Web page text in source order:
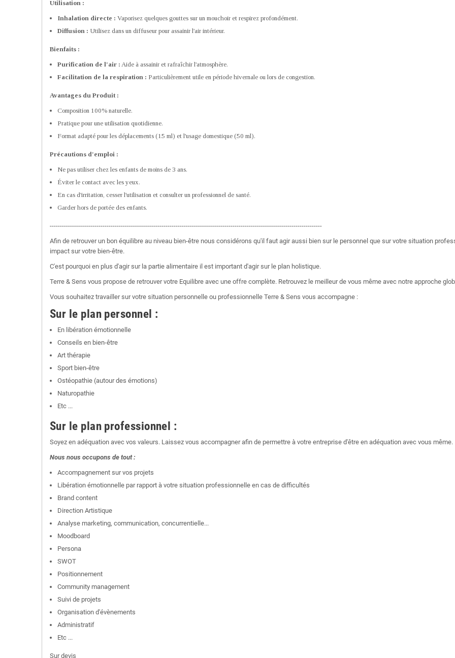
Utilisation :
Inhalation directe : Vaporisez quelques gouttes sur un mouchoir et respirez profondément.
Diffusion : Utilisez dans un diffuseur pour assainir l'air intérieur.
Bienfaits :
Purification de l'air : Aide à assainir et rafraîchir l'atmosphère.
Facilitation de la respiration : Particulièrement utile en période hivernale ou lors de congestion.
Avantages du Produit :
Composition 100% naturelle.
Pratique pour une utilisation quotidienne.
Format adapté pour les déplacements (15 ml) et l'usage domestique (50 ml).
Précautions d'emploi :
Ne pas utiliser chez les enfants de moins de 3 ans.
Éviter le contact avec les yeux.
En cas d'irritation, cesser l'utilisation et consulter un professionnel de santé.
Garder hors de portée des enfants.
--------------------------------------------------------------------------------------------------------------------------------------
Afin de retrouver un bon équilibre au niveau bien-être nous considérons qu'il faut agir aussi bien sur le personnel que sur votre situation
impact sur votre bien-être.
C'est pourquoi en plus d'agir sur la partie alimentaire il est important d'agir sur le plan holistique.
Terre & Sens vous propose de retrouver votre Equilibre avec une offre complète. Retrouvez le meilleur de vous même avec notre approche
Vous souhaitez travailler sur votre situation personnelle ou professionnelle Terre & Sens vous accompagne :
Sur le plan personnel :
En libération émotionnelle
Conseils en bien-être
Art thérapie
Sport bien-être
Ostéopathie (autour des émotions)
Naturopathie
Etc ...
Sur le plan professionnel :
Soyez en adéquation avec vos valeurs. Laissez vous accompagner afin de permettre à votre entreprise d'être en adéquation avec vous même.
Nous nous occupons de tout :
Accompagnement sur vos projets
Libération émotionnelle par rapport à votre situation professionnelle en cas de difficultés
Brand content
Direction Artistique
Analyse marketing, communication, concurrentielle...
Moodboard
Persona
SWOT
Positionnement
Community management
Suivi de projets
Organisation d'évènements
Administratif
Etc ...
Sur devis